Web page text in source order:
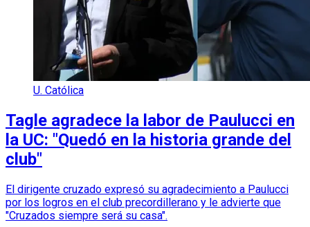
U. Católica
Tagle agradece la labor de Paulucci en
la UC: "Quedó en la historia grande del
club"
El dirigente cruzado expresó su agradecimiento a Paulucci
por los logros en el club precordillerano y le advierte que
"Cruzados siempre será su casa".